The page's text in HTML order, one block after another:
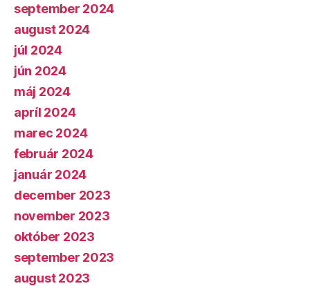
september 2024
august 2024
júl 2024
jún 2024
máj 2024
apríl 2024
marec 2024
február 2024
január 2024
december 2023
november 2023
október 2023
september 2023
august 2023